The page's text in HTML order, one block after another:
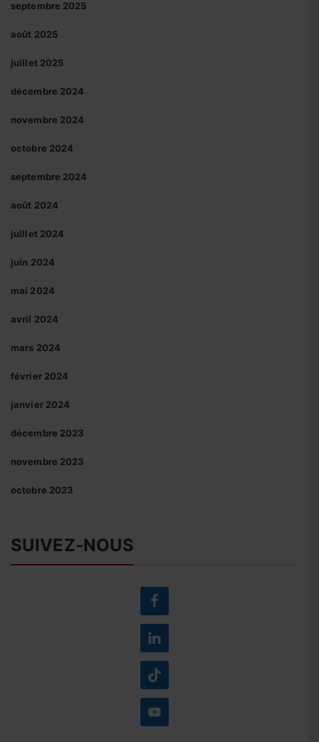
septembre 2025
août 2025
juillet 2025
décembre 2024
novembre 2024
octobre 2024
septembre 2024
août 2024
juillet 2024
juin 2024
mai 2024
avril 2024
mars 2024
février 2024
janvier 2024
décembre 2023
novembre 2023
octobre 2023
SUIVEZ-NOUS